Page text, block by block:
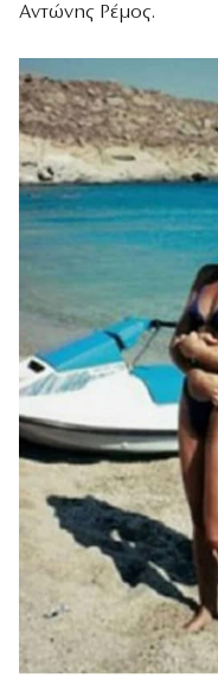
Αντώνης Ρέμος.